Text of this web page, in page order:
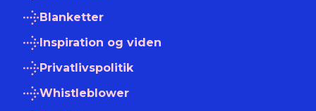
Blanketter
Inspiration og viden
Privatlivspolitik
Whistleblower